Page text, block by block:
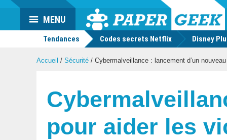
Actu
geek
MENU
Tendances Codes secrets Netflix Disney
Accueil / Sécurité / Cybermalveillance : lancement d’un
pour aider les